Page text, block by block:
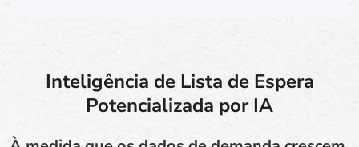
Inteligência de Lista de Espera
Potencializada por IA